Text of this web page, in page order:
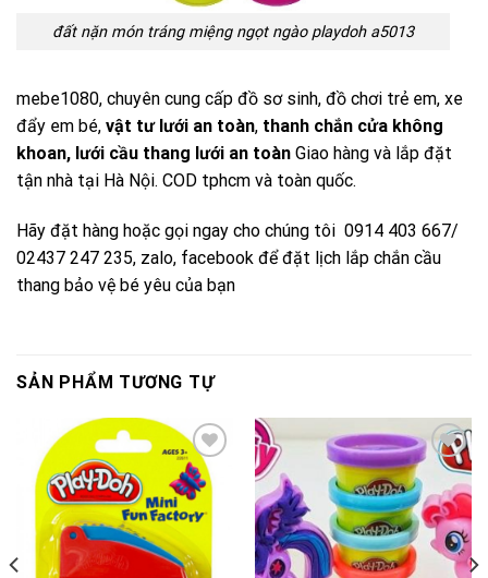
đất nặn món tráng miệng ngọt ngào playdoh a5013
mebe1080, chuyên cung cấp đồ sơ sinh, đồ chơi trẻ em, xe
đẩy em bé, vật tư lưới an toàn, thanh chắn cửa không
khoan, lưới cầu thang lưới an toàn Giao hàng và lắp đặt
tận nhà tại Hà Nội. COD tphcm và toàn quốc.
Hãy đặt hàng hoặc gọi ngay cho chúng tôi 0914 403 667/
02437 247 235, zalo, facebook để đặt lịch lắp chắn cầu
thang bảo vệ bé yêu của bạn
SẢN PHẨM TƯƠNG TỰ
Add to
wishlist
Add to
wishlist